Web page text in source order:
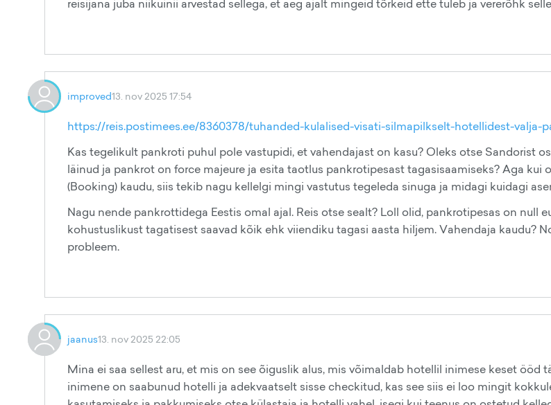
reisijana juba niikuinii arvestad sellega, et aeg ajalt mingeid tõrkeid ette tuleb ja vererõhk
improved13. nov 2025 17:54
https://reis.postimees.ee/8360378/tuhanded-kulalised-visati-silmapilkselt-hotellidest-valja-
Kas tegelikult pankroti puhul pole vastupidi, et vahendajast on kasu? Oleks otse Sandorist
läinud ja pankrot on force majeure ja esita taotlus pankrotipesast tagasisaamiseks? Aga kui
(Booking) kaudu, siis tekib nagu kellelgi mingi vastutus tegeleda sinuga ja midagi kuidagi
Nagu nende pankrottidega Eestis omal ajal. Reis otse sealt? Loll olid, pankrotipesas on null
kohustuslikust tagatisest saavad kõik ehk viiendiku tagasi aasta hiljem. Vahendaja kaudu?
probleem.
jaanus13. nov 2025 22:05
Mina ei saa sellest aru, et mis on see õiguslik alus, mis võimaldab hotellil inimese keset ööd
inimene on saabunud hotelli ja adekvaatselt sisse checkitud, kas see siis ei loo mingit